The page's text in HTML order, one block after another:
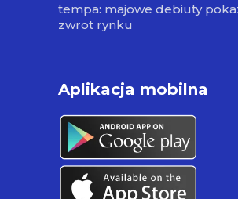
tempa: majowe debiuty
zwrot rynku
Aplikacja mobilna